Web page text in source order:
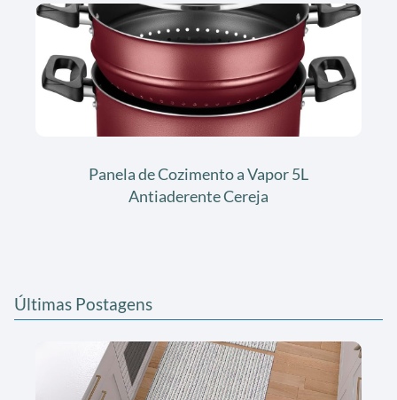
Panela de Cozimento a Vapor 5L
Antiaderente Cereja
Últimas Postagens